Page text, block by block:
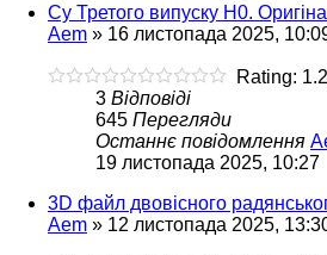
Су Третого випуску H0.
Aem » 16 листопада 2025,
Rating:
3 Відповіді
645 Перегляди
Останнє повідомлення
19 листопада 2025, 10:27
3D файл двовісного
Aem » 12 листопада 2025,